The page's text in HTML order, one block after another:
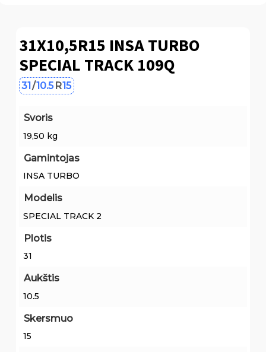
31X10,5R15 INSA TURBO
SPECIAL TRACK 109Q
31/10.5R15
Svoris
19,50 kg
Gamintojas
INSA TURBO
Modelis
SPECIAL TRACK 2
Plotis
31
Aukštis
10.5
Skersmuo
15